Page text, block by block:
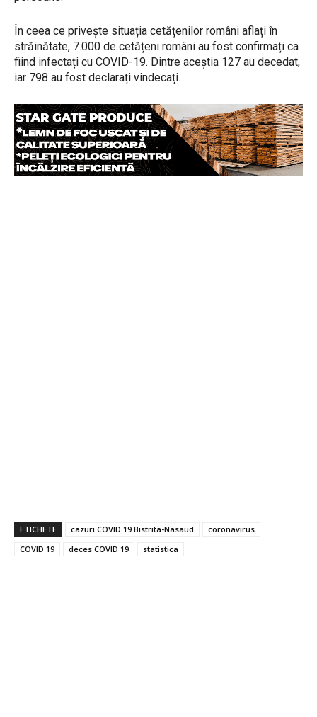
În ceea ce privește situația cetățenilor români aflați în
străinătate, 7.000 de cetățeni români au fost confirmați ca
fiind infectați cu COVID-19. Dintre aceștia 127 au decedat,
iar 798 au fost declarați vindecați.
ETICHETE cazuri COVID 19 Bistrita-Nasaud
coronavirus
COVID 19
deces COVID 19 statistica